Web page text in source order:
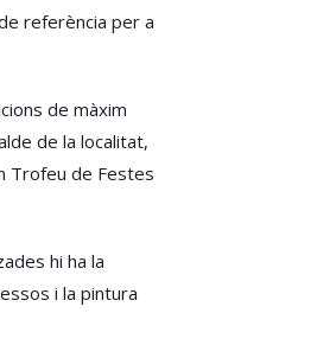
referència per a
de màxim
de la localitat,
Trofeu de Festes
hi ha la
i la pintura